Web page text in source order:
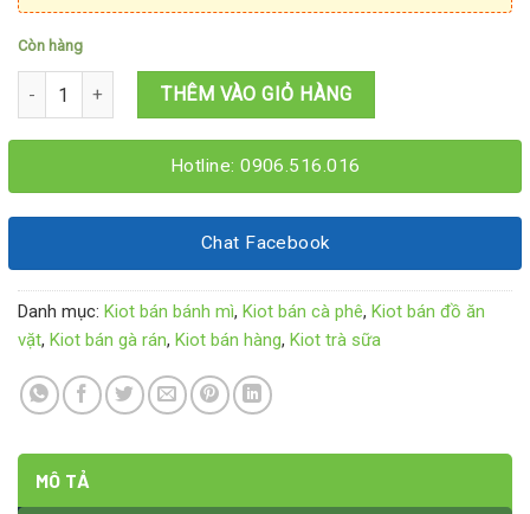
Còn hàng
Kiot bán bánh mì 3Mx1M6x2M15 số lượng
THÊM VÀO GIỎ HÀNG
Hotline: 0906.516.016
Chat Facebook
Danh mục: Kiot bán bánh mì, Kiot bán cà phê, Kiot bán đồ ăn
vặt, Kiot bán gà rán, Kiot bán hàng, Kiot trà sữa
MÔ TẢ